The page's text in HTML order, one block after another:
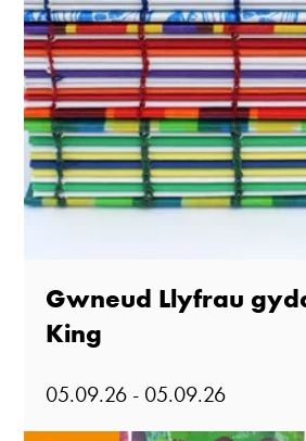
Gwneud Llyfrau
King
05.09.26 - 05.09.26